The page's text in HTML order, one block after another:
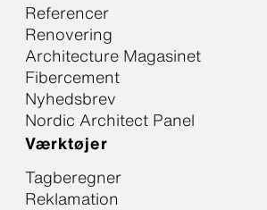
Referencer
Renovering
Architecture Magasinet
Fibercement
Nyhedsbrev
Nordic Architect Panel
Værktøjer
Tagberegner
Reklamation